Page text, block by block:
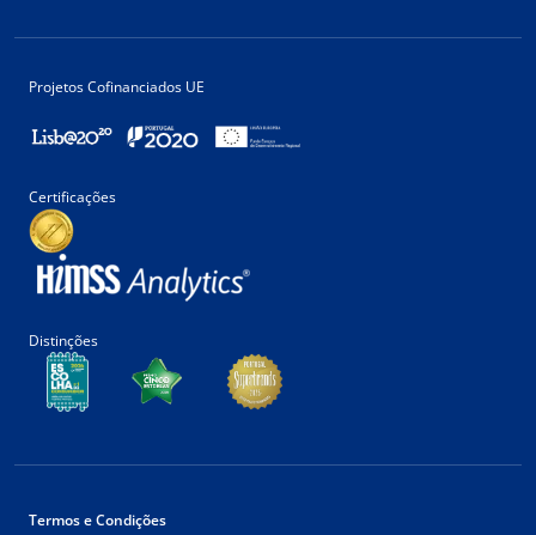
Projetos Cofinanciados UE
Certificações
Distinções
Termos e Condições